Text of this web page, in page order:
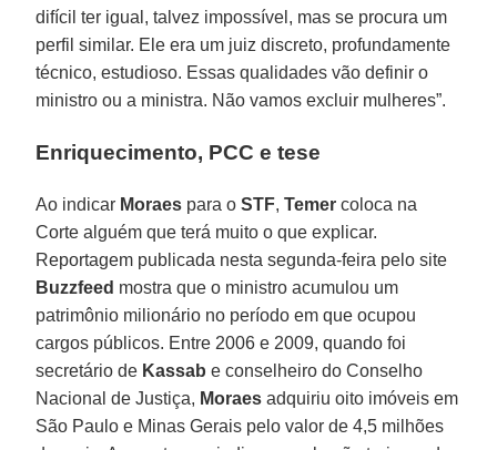
difícil ter igual, talvez impossível, mas se procura um
perfil similar. Ele era um juiz discreto, profundamente
técnico, estudioso. Essas qualidades vão definir o
ministro ou a ministra. Não vamos excluir mulheres”.
Enriquecimento, PCC e tese
Ao indicar Moraes para oSTF,Temer coloca na
Corte alguém que terá muito o que explicar.
Reportagem publicada nesta segunda-feira pelo site
Buzzfeed mostra que o ministro acumulou um
patrimônio milionário no período em que ocupou
cargos públicos. Entre 2006 e 2009, quando foi
secretário de Kassab e conselheiro do Conselho
Nacional de Justiça, Moraes adquiriu oito imóveis em
São Paulo e Minas Gerais pelo valor de 4,5 milhões